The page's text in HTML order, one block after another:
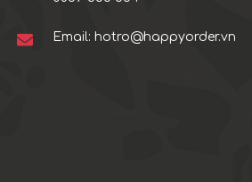
Email: hotro@happyorder.vn